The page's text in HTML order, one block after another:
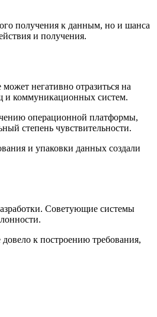
получения к данным, но и шанса
и получения.
негативно отразиться на
и коммуникационных систем.
операционной платформы,
степень чувствительности.
и упаковки данных создали
Советующие системы
к построению требования,